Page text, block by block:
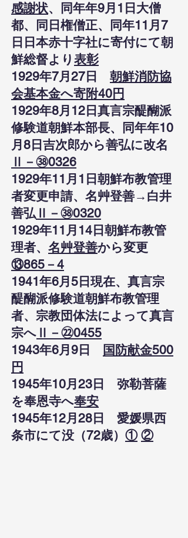
感謝状、同年年9月1日大僧
都、同日権僧正、同年11月7
日日本赤十字社に寄付にて朝
鮮総督より 表彰
1929年7月27日 朝鮮消防協
会基本金へ寄附40円
1929年8月12日真言宗醍醐派
修験道朝鮮本部長、同年年10
月8日吉次郎から善弘に改名
Ⅱ－㊳0326
1929年11月1日朝鮮布教管理
者変更申請、名艸登善→白井
善弘 Ⅱ－㊳0320
1929年11月14日朝鮮布教管
理者、 名艸登善から変更
⑬865－4
1941年6月5日現在、真言宗
醍醐派修験道朝鮮布教管理
者、宗教団体法によって真言
宗へ Ⅱ－㉒0455
1943年6月9日
国防献金500
円
1945年10月23日 弥勒菩薩
を奉恩寺へ奉安
1945年12月28日 愛媛県西
条市にて没（72歳） ① ②